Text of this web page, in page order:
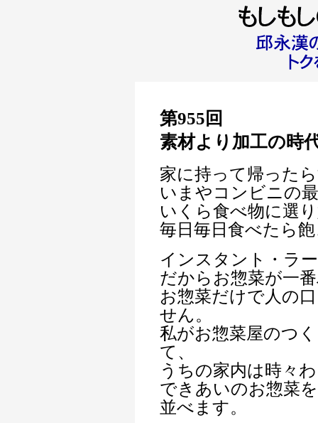
第955回
素材より加工の時
家に持って帰った
いまやコンビニの
いくら食べ物に選
毎日毎日食べたら
インスタント・ラ
だからお惣菜が一
お惣菜だけで人の
せん。
私がお惣菜屋のつ
て、
うちの家内は時々
できあいのお惣菜
並べます。